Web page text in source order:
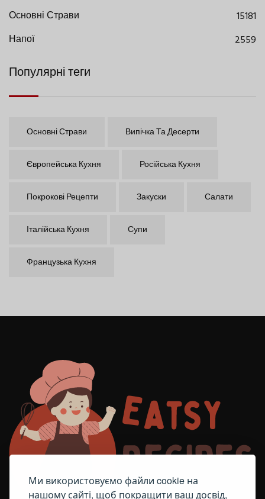
Ми використовуємо файли cookie на
нашому сайті, щоб покращити ваш досвід,
Основні Страви
15181
Напої
2559
Популярні теги
Основні Страви Випічка Та Десерти
Європейська Кухня Російська Кухня
Покрокові Рецепти Закуски Салати
Італійська Кухня Супи
Французька Кухня